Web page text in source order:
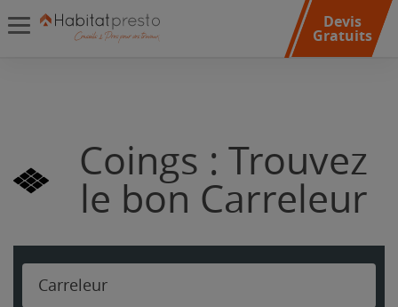
Devis
Gratuits
Coings : Trouvez
le bon Carreleur
Carreleur